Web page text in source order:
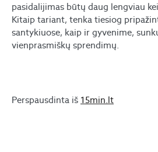
pasidalijimas būtų daug lengviau
Kitaip tariant, tenka tiesiog
santykiuose, kaip ir gyvenime,
vienprasmiškų sprendimų.
Perspausdinta iš 15min.lt